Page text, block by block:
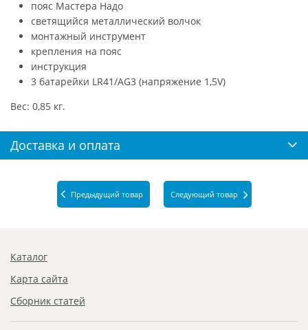
пояс Мастера Надо
светящийся металлический волчок
монтажный инструмент
крепления на пояс
инструкция
3 батарейки LR41/AG3 (напряжение 1,5V)
Вес: 0,85 кг.
Доставка и оплата
Предыдущий товар Следующий товар
Каталог
Карта сайта
Сборник статей